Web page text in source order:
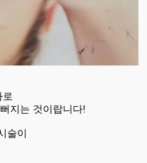
지는 것이랍니다!
술이